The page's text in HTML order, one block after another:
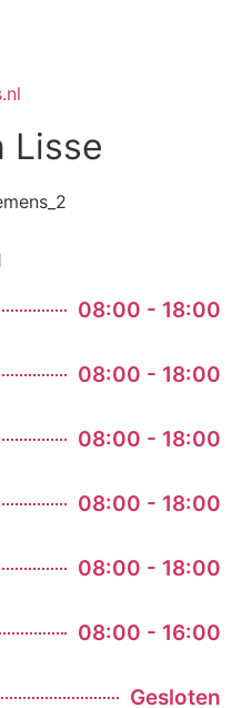
Lisse
08:00 - 18:00
08:00 - 18:00
08:00 - 18:00
08:00 - 18:00
08:00 - 18:00
08:00 - 16:00
Gesloten